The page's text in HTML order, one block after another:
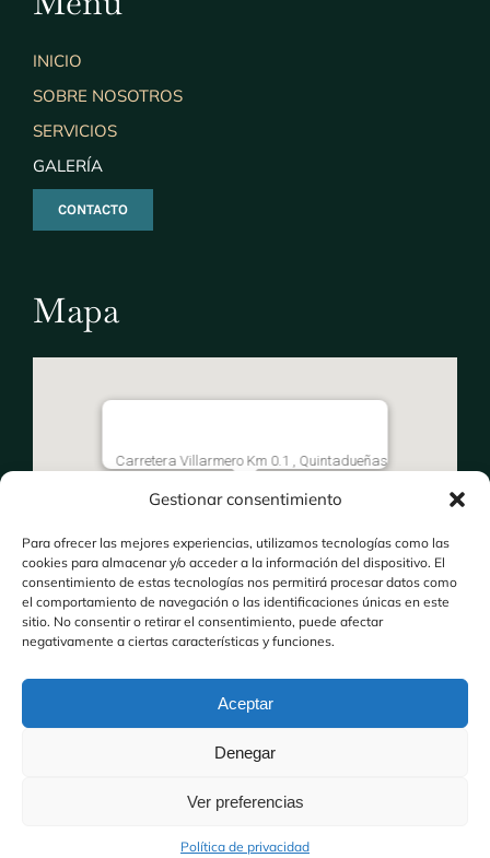
Gestionar consentimiento
Para ofrecer las mejores experiencias, utilizamos tecnologías como las
cookies para almacenar y/o acceder a la información del dispositivo. El
consentimiento de estas tecnologías nos permitirá procesar datos como
el comportamiento de navegación o las identificaciones únicas en este
sitio. No consentir o retirar el consentimiento, puede afectar
negativamente a ciertas características y funciones.
Aceptar
Denegar
Ver preferencias
Política de privacidad
INICIO
SOBRE NOSOTROS
SERVICIOS
GALERÍA
CONTACTO
Mapa
Carretera Villarmero Km 0.1 , Quintadueñas